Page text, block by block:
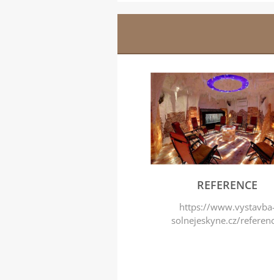
REFERENCE
https://
solnejeskyne.cz/